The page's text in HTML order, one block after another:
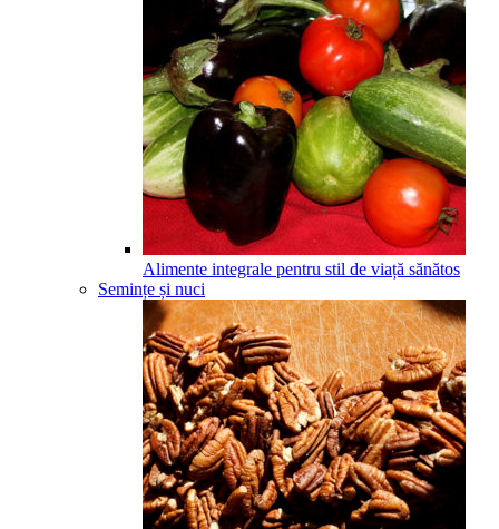
Alimente integrale pentru stil de viață sănătos
Semințe și nuci